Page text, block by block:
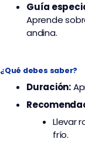
Guía
Aprende
andina.
¿Qué debes saber?
Duración:
Llevar
frío.